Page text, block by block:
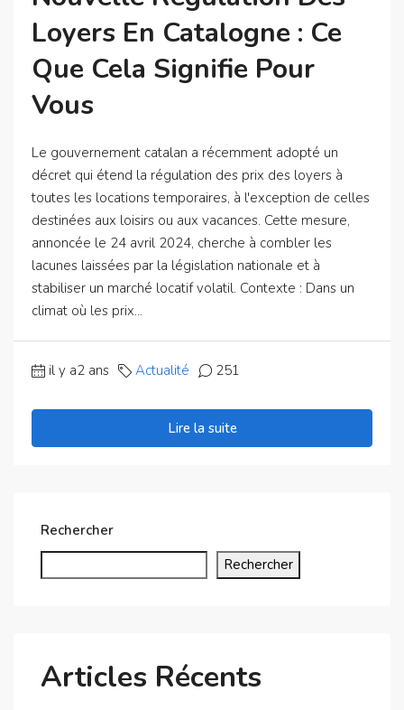
Loyers En Catalogne : Ce
Que Cela Signifie Pour
Vous
Le gouvernement catalan a récemment adopté un
décret qui étend la régulation des prix des loyers à
toutes les locations temporaires, à l'exception de celles
destinées aux loisirs ou aux vacances. Cette mesure,
annoncée le 24 avril 2024, cherche à combler les
lacunes laissées par la législation nationale et à
stabiliser un marché locatif volatil. Contexte : Dans un
climat où les prix...
il y a2 ans Actualité 251
Lire la suite
Rechercher
Rechercher
Articles Récents